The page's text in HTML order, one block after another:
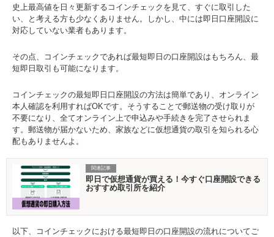
史上最高値を日々更新するコインチェックを見て、すぐに取引した
い、と考える方も少なくありません。しかし、中には即日口座開設に
対応していない業者もあります。
その点、コインチェックであれば最短即日の口座開設はもちろん、最
短即日取引も可能になります。
コインチェックの最短即日口座開設の方法は簡単であり、オンライン
本人確認を利用すればOKです。そうすることで郵送物の受け取りが
不要になり、全てオンライン上で申込みや手続きを完了させられま
す。郵送物が届かないため、家族などに仮想通貨の取引を知られる心
配もありませんよ。
関連記事
即日で仮想通貨が買える！今すぐ口座開設できる
おすすめ取引所を紹介
以下、コインチェックにおける最短即日の口座開設の流れについてご